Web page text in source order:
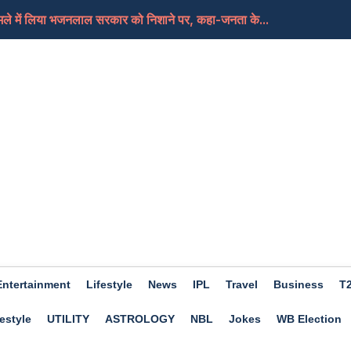
में लिया भजनलाल सरकार को निशाने पर, कहा-जनता के...
Lifestyle News IPL Travel Business
UTILITY ASTROLOGY NBL Jokes WB Election